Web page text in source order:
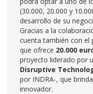
(30.000, 20.000 y
desarrollo de su
Gracias a la
cuenta también con el
que ofrece 20.000
proyecto liderado por
Disruptive
por INDRA-, que
innovador.